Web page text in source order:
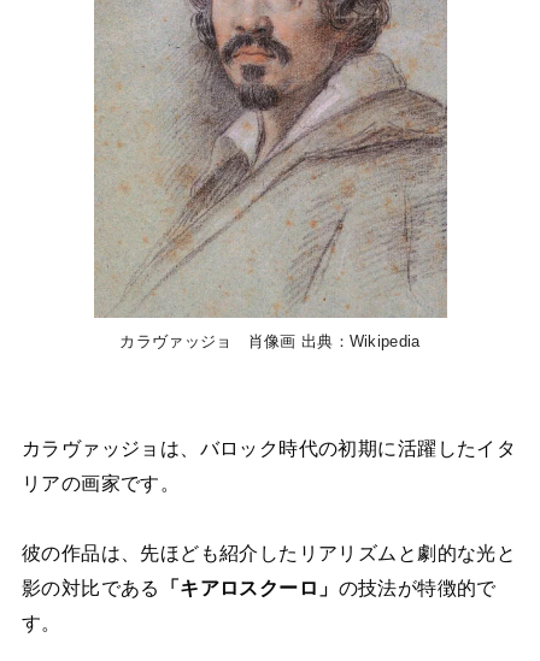
カラヴァッジョ 肖像画 出典：Wikipedia
カラヴァッジョは、バロック時代の初期に活躍したイタ
リアの画家です。
彼の作品は、先ほども紹介したリアリズムと劇的な光と
影の対比である
「キアロスクーロ」 の技法が特徴的で
す。